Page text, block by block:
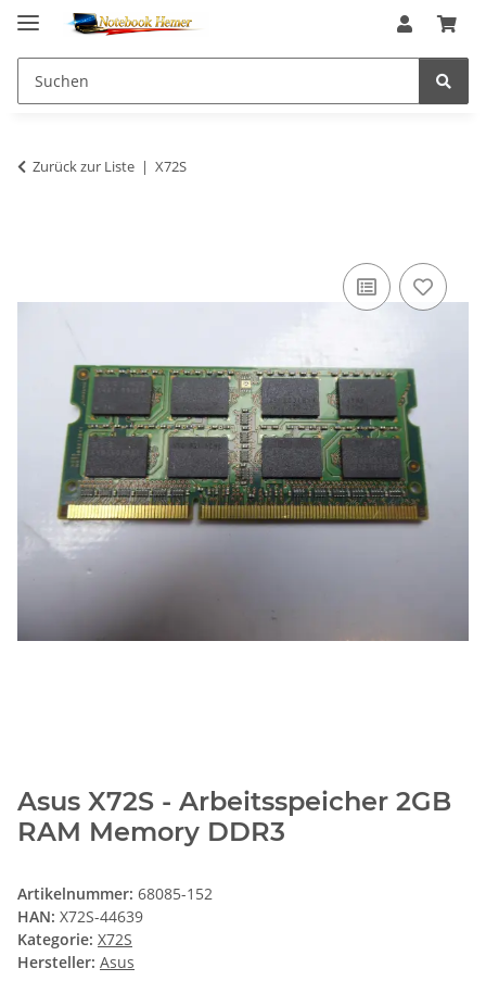
Zurück zur Liste X72S
Asus X72S - Arbeitsspeicher 2GB
RAM Memory DDR3
Artikelnummer: 68085-152
HAN: X72S-44639
Kategorie: X72S
Hersteller: Asus